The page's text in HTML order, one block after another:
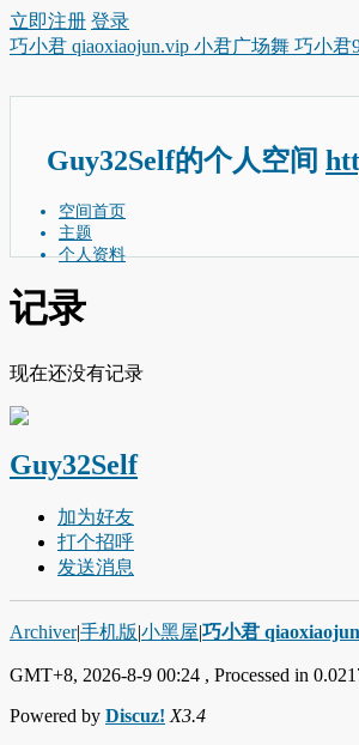
立即注册 登录
巧小君 qiaoxiaojun.vip 小君广场舞 巧小君
Guy32Self的个人空间
空间首页
主题
个人资料
记录
现在还没有记录
Guy32Self
加为好友
打个招呼
发送消息
Archiver|手机版|小黑屋|巧小君
GMT+8, 2026-8-9 00:24 , Processed in
Powered by Discuz! X3.4